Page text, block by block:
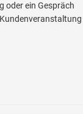
oder ein Gespräch